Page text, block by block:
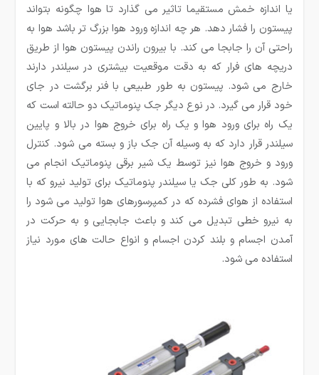
یا اندازه خمش مستقیما تاثیر می گذارد تا هوا چگونه بتواند
پیستون را فشار دهد. هر چه اندازه ورود هوا بزرگ تر باشد هوا به
راحتی آن را جابجا می کند. با بیرون راندن پیستون هوا از طریق
دریچه های فرار که به دقت موقعیت بیشتری در سیلندر دارند
خارج می شود. پیستون به طور طبیعی با فنر برگشت در جای
خود قرار می گیرد. در نوع دیگر جک پنوماتیک دو حالته است که
یک راه برای ورود هوا و یک راه برای خروج هوا در بالا و پایین
سیلندر قرار دارد که به وسیله آن جک باز و بسته می شود. کنترل
ورود و خروج هوا نیز توسط یک شیر برقی پنوماتیک انجام می
شود. به طور کلی جک یا سیلندر پنوماتیک برای تولید نیرو که با
استفاده از هوای فشرده که در کمپرسورهای هوا تولید می شود را
به نیرو خطی تبدیل می کند و باعث جابجایی و به حرکت در
آمدن اجسام و بلند کردن اجسام و انواع حالت های مورد نیاز
استفاده می شود.